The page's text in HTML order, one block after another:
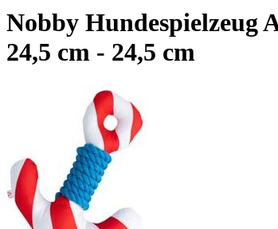
Nobby Hundespielzeug
24,5 cm - 24,5 cm